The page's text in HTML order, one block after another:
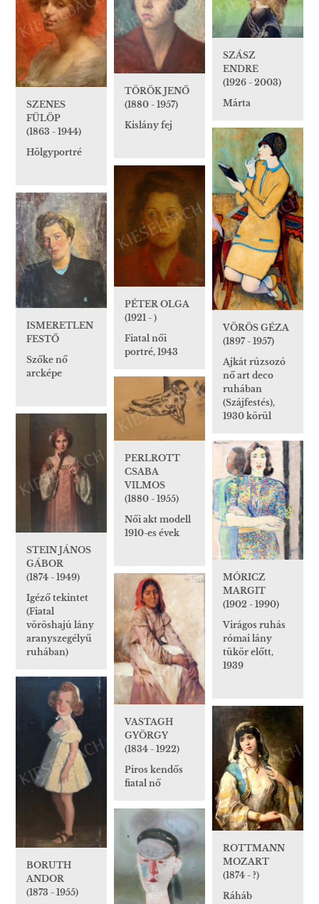
SZENES
FÜLÖP
(1863 - 1944)
Hölgyportré
SZÁSZ
ENDRE
(1926 - 2003)
Márta
TÖRÖK JENŐ
(1880 - 1957)
Kislány fej
VÖRÖS GÉZA
(1897 - 1957)
Ajkát rúzsozó
nő art deco
ruhában
(Szájfestés),
1930 körül
PÉTER OLGA
(1921 - )
Fiatal női
portré, 1943
ISMERETLEN
FESTŐ
Szőke nő
arcképe
PERLROTT
CSABA
VILMOS
(1880 - 1955)
Női akt modell
1910-es évek
STEIN JÁNOS
GÁBOR
(1874 - 1949)
Igéző tekintet
(Fiatal
vöröshajú lány
aranyszegélyű
ruhában)
MÓRICZ
MARGIT
(1902 - 1990)
Virágos ruhás
római lány
tükör előtt,
1939
VASTAGH
GYÖRGY
(1834 - 1922)
Piros kendős
fiatal nő
BORUTH
ANDOR
(1873 - 1955)
ROTTMANN
MOZART
(1874 - ?)
Ráháb